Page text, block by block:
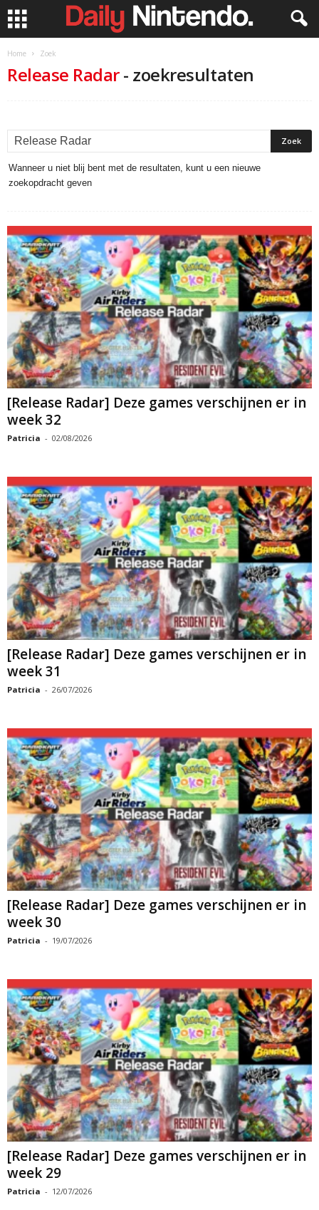
Home Zoek
Release Radar- zoekresultaten
Wanneer u niet blij bent met de resultaten, kunt u een nieuwe
zoekopdracht geven
[Release Radar] Deze games verschijnen er in
week 32
Patricia - 02/08/2026
[Release Radar] Deze games verschijnen er in
week 31
Patricia - 26/07/2026
[Release Radar] Deze games verschijnen er in
week 30
Patricia - 19/07/2026
[Release Radar] Deze games verschijnen er in
week 29
Patricia - 12/07/2026